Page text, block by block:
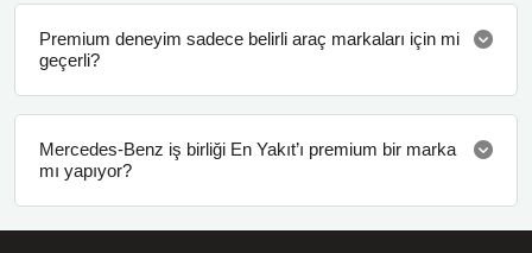
Premium deneyim sadece belirli araç markaları için mi
geçerli?
Mercedes-Benz iş birliği En Yakıt’ı premium bir marka
mı yapıyor?